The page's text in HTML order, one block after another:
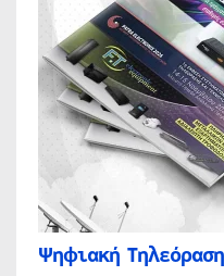
Ψηφιακή